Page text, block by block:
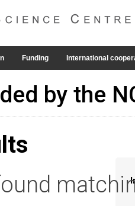
Funding International
by the